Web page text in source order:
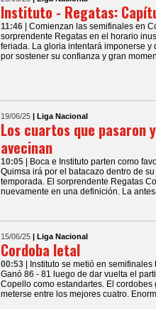
Instituto - Regatas:
11:46
| Comienzan las semifinales en
sorprendente Regatas en el horario
feriada. La gloria intentará imponerse
por sostener su confianza y gran
19/06/25 | Liga Nacional
Los cuartos que pasaron
avecinan
10:05
| Boca e Instituto parten como
Quimsa irá por el batacazo dentro de
temporada. El sorprendente Regatas
nuevamente en una definición. La
15/06/25 | Liga Nacional
Cordoba letal
00:53
| Instituto se metió en
Ganó 86 - 81 luego de dar vuelta el
Copello como estandartes. El
meterse entre los mejores cuatro.